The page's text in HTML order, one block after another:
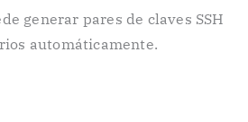
generar pares de claves SSH
automáticamente.